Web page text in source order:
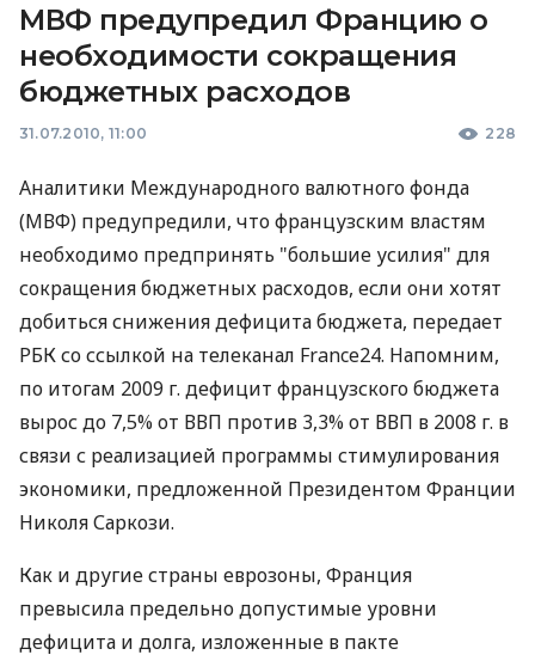
МВФ предупредил Францию о
необходимости сокращения
бюджетных расходов
31.07.2010, 11:00 228
Аналитики Международного валютного фонда
(МВФ) предупредили, что французским властям
необходимо предпринять "большие усилия" для
сокращения бюджетных расходов, если они хотят
добиться снижения дефицита бюджета, передает
РБК со ссылкой на телеканал France24. Напомним,
по итогам 2009 г. дефицит французского бюджета
вырос до 7,5% от ВВП против 3,3% от ВВП в 2008 г. в
связи с реализацией программы стимулирования
экономики, предложенной Президентом Франции
Николя Саркози.
Как и другие страны еврозоны, Франция
превысила предельно допустимые уровни
дефицита и долга, изложенные в пакте